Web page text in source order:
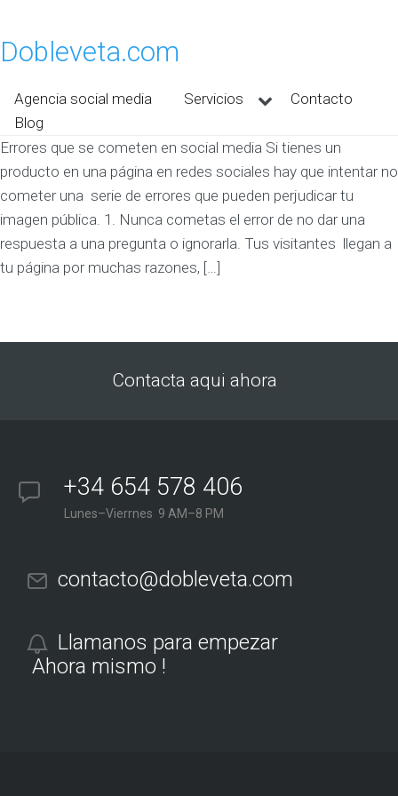
Dobleveta.com
Agencia social media Servicios
Contacto
Blog
Errores que se cometen en social media Si tienes un
producto en una página en redes sociales hay que intentar no
cometer una serie de errores que pueden perjudicar tu
imagen pública. 1. Nunca cometas el error de no dar una
respuesta a una pregunta o ignorarla. Tus visitantes llegan a
tu página por muchas razones, […]
Contacta aqui ahora
+34 654 578 406
Lunes–Vierrnes 9 AM–8 PM
contacto@dobleveta.com
Llamanos para empezar
Ahora mismo !